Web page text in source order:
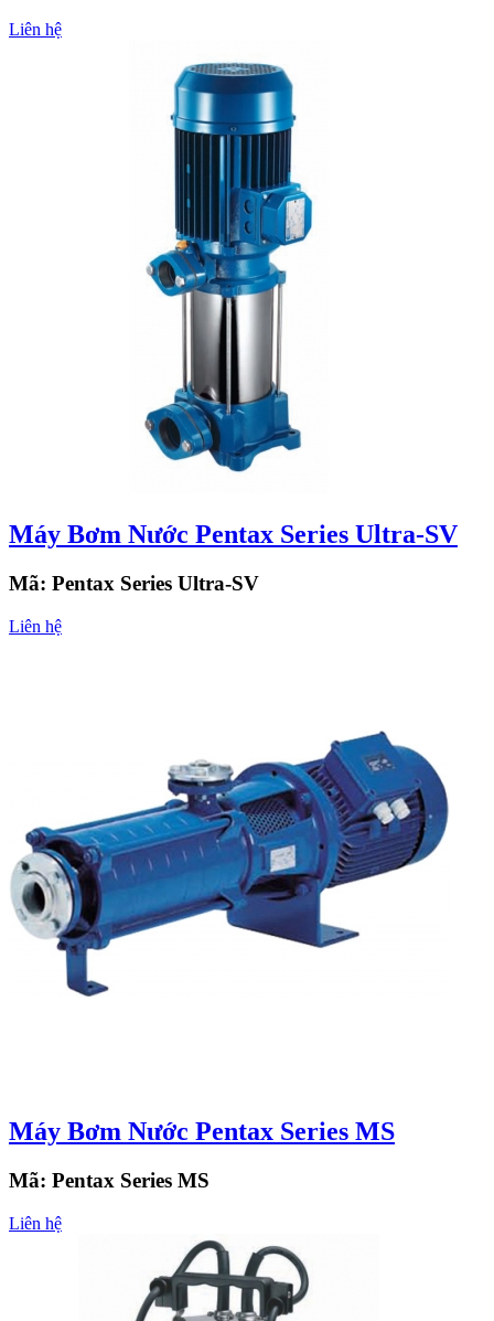
Liên hệ
Máy Bơm Nước Pentax Series Ultra-SV
Mã: Pentax Series Ultra-SV
Liên hệ
Máy Bơm Nước Pentax Series MS
Mã: Pentax Series MS
Liên hệ